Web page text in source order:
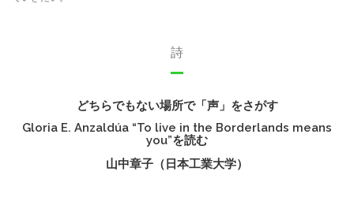
詩
どちらでもない場所で「声」をさがす
Gloria E. Anzaldúa “To live in the Borderlands means
you”を読む
山中章子（日本工業大学）